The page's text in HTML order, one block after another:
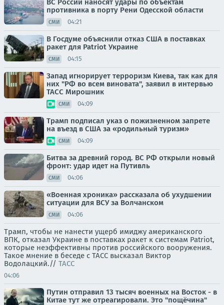
ВС России наносят удары по объектам
противника в порту Рени Одесской области
СМИ 04:21
В Госдуме объяснили отказ США в поставках
ракет для Patriot Украине
СМИ 04:15
Запад игнорирует терроризм Киева, так как для
них "РФ во всем виновата", заявил в интервью
ТАСС Мирошник
СМИ 04:09
Трамп подписал указ о пожизненном запрете
на въезд в США за «родильный туризм»
СМИ 04:09
Битва за древний город. ВС РФ открыли новый
фронт: удар идет на Путивль
СМИ 04:06
«Военная хроника» рассказала об ухудшении
ситуации для ВСУ за Волчанском
СМИ 04:06
Трамп, чтобы не нанести ущерб имиджу американского
ВПК, отказал Украине в поставках ракет к системам Patriot,
которые неэффективны против российского вооружения.
Такое мнение в беседе с ТАСС высказал Виктор
Водолацкий.// ТАСС
04:06
Путин отправил 13 тысяч военных на Восток - в
Китае тут же отреагировали. Это "пощёчина"